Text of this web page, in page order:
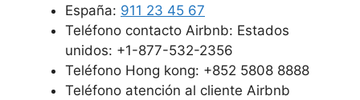
España: 911 23 45 67
Teléfono contacto Airbnb: Estados
unidos: +1-877-532-2356
Teléfono Hong kong: +852 5808 8888
Teléfono atención al cliente Airbnb